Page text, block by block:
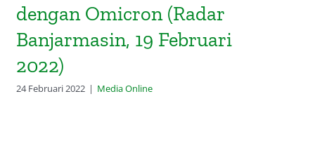
dengan Omicron (Radar
Banjarmasin, 19 Februari
2022)
24 Februari 2022 | Media Online